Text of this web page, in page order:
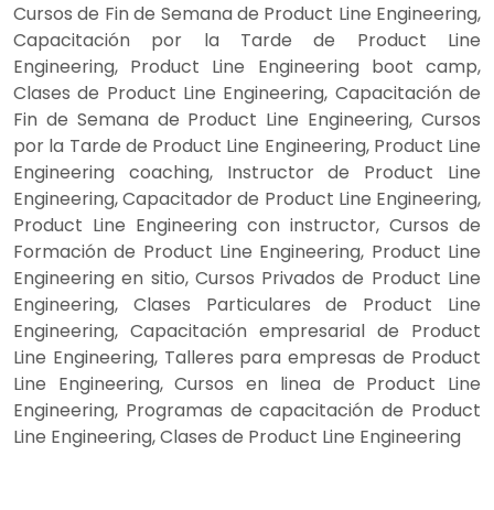
Cursos de Fin de Semana de Product Line Engineering,
Capacitación por la Tarde de Product Line
Engineering, Product Line Engineering boot camp,
Clases de Product Line Engineering, Capacitación de
Fin de Semana de Product Line Engineering, Cursos
por la Tarde de Product Line Engineering, Product Line
Engineering coaching, Instructor de Product Line
Engineering, Capacitador de Product Line Engineering,
Product Line Engineering con instructor, Cursos de
Formación de Product Line Engineering, Product Line
Engineering en sitio, Cursos Privados de Product Line
Engineering, Clases Particulares de Product Line
Engineering, Capacitación empresarial de Product
Line Engineering, Talleres para empresas de Product
Line Engineering, Cursos en linea de Product Line
Engineering, Programas de capacitación de Product
Line Engineering, Clases de Product Line Engineering